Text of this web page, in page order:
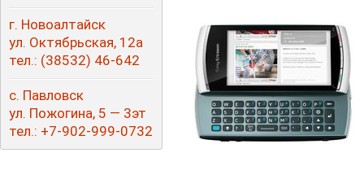
г. Новоалтайск
ул. Октябрьская, 12а
тел.: (38532) 46-642
с. Павловск
ул. Пожогина, 5 — 3эт
тел.: +7-902-999-0732